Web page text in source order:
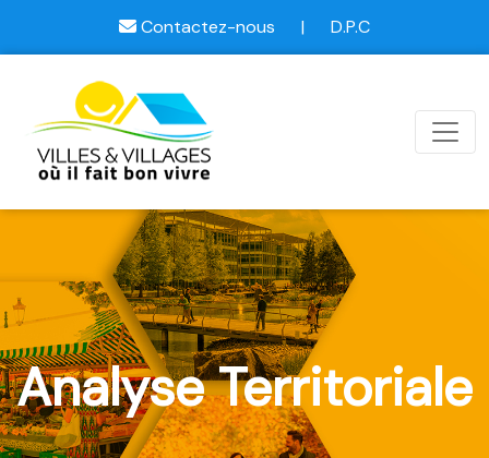
Contactez-nous | D.P.C
Analyse Territoriale